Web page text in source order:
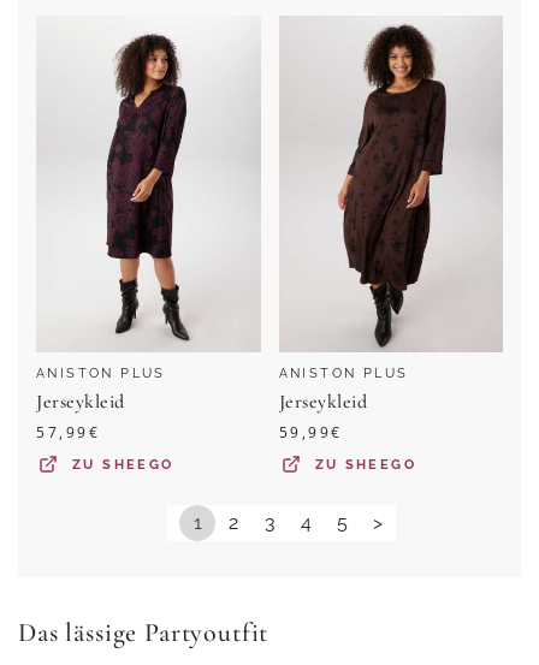
ANISTON PLUS
Jerseykleid
57,99€
ZUSHEEGO
ANISTON PLUS
Jerseykleid
59,99€
ZU SHEEGO
1 2 3 4 5 >
Das lässige Partyoutfit